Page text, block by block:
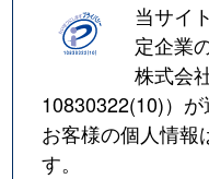
当サイ
定企業
株式会
10830322(10)）
お客様の個人情報
す。